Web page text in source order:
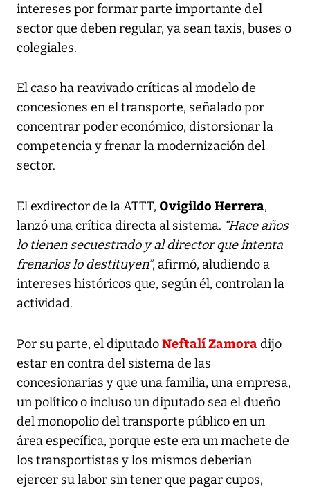
intereses por formar parte importante del
sector que deben regular, ya sean taxis, buses o
colegiales.
El caso ha reavivado críticas al modelo de
concesiones en el transporte, señalado por
concentrar poder económico, distorsionar la
competencia y frenar la modernización del
sector.
El exdirector de la ATTT, Ovigildo Herrera,
lanzó una crítica directa al sistema. “Hace años
lo tienen secuestrado y al director que intenta
frenarlos lo destituyen”, afirmó, aludiendo a
intereses históricos que, según él, controlan la
actividad.
Por su parte, el diputadoNeftalí Zamoradijo
estar en contra del sistema de las
concesionarias y que una familia, una empresa,
un político o incluso un diputado sea el dueño
del monopolio del transporte público en un
área específica, porque este era un machete de
los transportistas y los mismos deberian
ejercer su labor sin tener que pagar cupos,